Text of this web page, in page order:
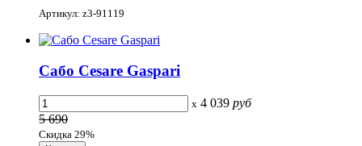
Артикул: z3-91119
Сабо Cesare Gaspari
x 4 039 руб
5 690
Скидка 29%